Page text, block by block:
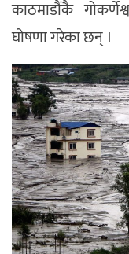
काठमाडौंकै
घोषणा गरेका छन् ।